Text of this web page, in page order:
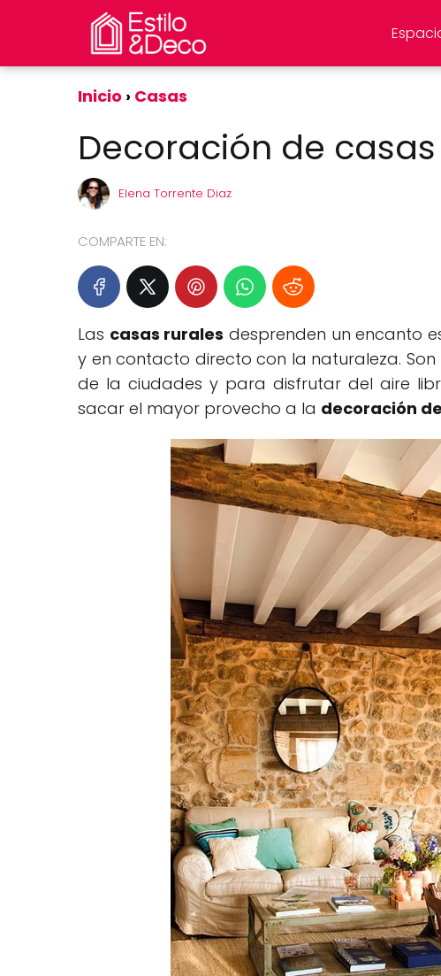
Inicio Casas
Decoración de
Elena Torrente Diaz
COMPARTE EN:
Las casas rurales desprenden un encanto
y en contacto directo con la naturaleza.
de la ciudades y para disfrutar del aire
sacar el mayor provecho a la decoración